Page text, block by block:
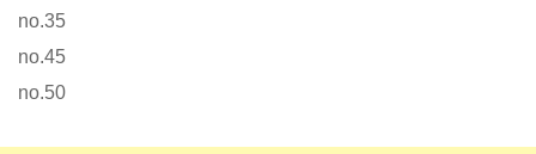
no.35
no.45
no.50